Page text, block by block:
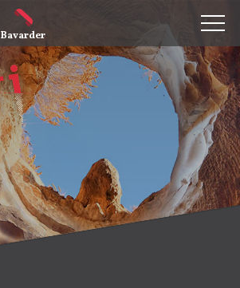
Bavarder